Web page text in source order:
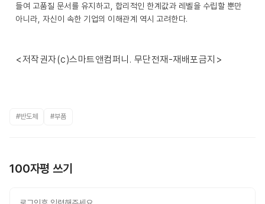
들여 고품질 문서를 유지하고, 합리적인 한계값과 레벨을 수립할 뿐만
아니라, 자신이 속한 기업의 이해관계 역시 고려한다.
<저작권자(c)스마트앤컴퍼니. 무단전재-재배포금지>
#반도체 #부품
100자평 쓰기